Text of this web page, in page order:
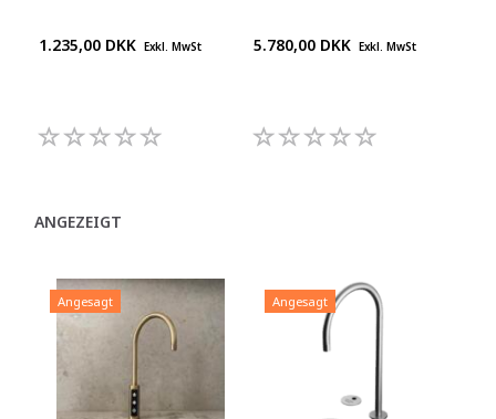
1.235,00 DKK Exkl. MwSt 5.780,00 DKK Exkl. MwSt
ANGEZEIGT
Angesagt Angesagt